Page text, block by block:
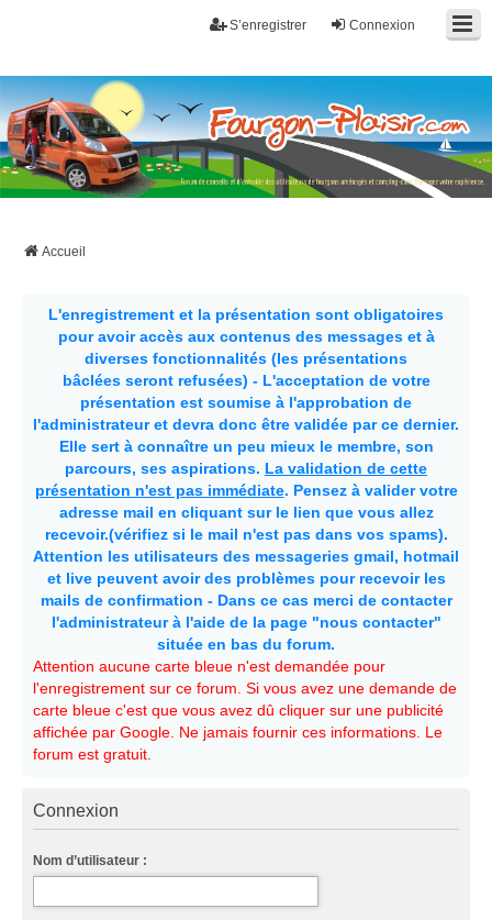
Connexion
S’enregistrer
Fourgon-plaisir.com
Forum de conseils et d'entraide des utilisateurs de fourgons, fourgons
aménagés, vans et de camping-car. Partagez votre expérience.
Accueil
L'enregistrement et la présentation sont obligatoires
pour avoir accès aux contenus des messages et à
diverses fonctionnalités (les présentations
bâclées seront refusées) - L'acceptation de votre
présentation est soumise à l'approbation de
l'administrateur et devra donc être validée par ce dernier.
Elle sert à connaître un peu mieux le membre, son
parcours, ses aspirations. La validation de cette
présentation n'est pas immédiate. Pensez à valider votre
adresse mail en cliquant sur le lien que vous allez
recevoir.(vérifiez si le mail n'est pas dans vos spams).
Attention les utilisateurs des messageries gmail, hotmail
et live peuvent avoir des problèmes pour recevoir les
mails de confirmation - Dans ce cas merci de contacter
l'administrateur à l'aide de la page "nous contacter"
située en bas du forum.
Attention aucune carte bleue n'est demandée pour
l'enregistrement sur ce forum. Si vous avez une demande de
carte bleue c'est que vous avez dû cliquer sur une publicité
affichée par Google. Ne jamais fournir ces informations. Le
forum est gratuit.
Connexion
Nom d’utilisateur :